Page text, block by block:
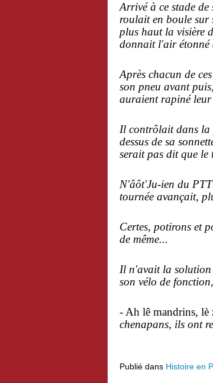
Arrivé à ce stade
roulait en boule sur
plus haut la visière
donnait l'air étonné
Après chacun de
son pneu avant
auraient rapiné
Il contrôlait dans la
dessus de sa
serait pas dit que
N'âôt'Ju-ien du
tournée avançait,
Certes, potirons et
de même...
Il n'avait la solution
son vélo de fonction,
- Ah lê mandrins, lè
chenapans, ils ont
Publié dans Histoire en